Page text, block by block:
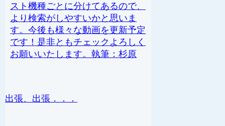
スト機種ごとに分けてあるので、
より検索がしやすいかと思いま
す。今後も様々な動画を更新予定
です！是非ともチェックよろしく
お願いいたします。執筆：杉原
出張、出張．．．